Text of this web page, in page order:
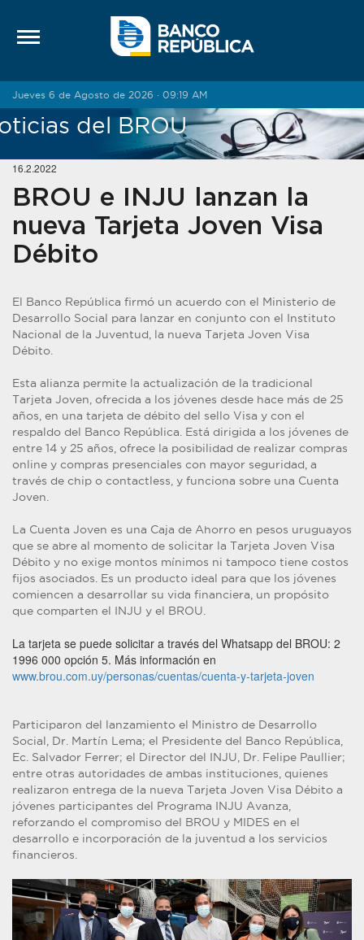
Jueves 6 de Agosto de 2026 · 09:19 AM
del BROU
16.2.2022
BROU e INJU lanzan la
nueva Tarjeta Joven Visa
Débito
El Banco República firmó un acuerdo con el Ministerio de
Desarrollo Social para lanzar en conjunto con el Instituto
Nacional de la Juventud, la nueva Tarjeta Joven Visa
Débito.
Esta alianza permite la actualización de la tradicional
Tarjeta Joven, ofrecida a los jóvenes desde hace más de 25
años, en una tarjeta de débito del sello Visa y con el
respaldo del Banco República. Está dirigida a los jóvenes de
entre 14 y 25 años, ofrece la posibilidad de realizar compras
online y compras presenciales con mayor seguridad, a
través de chip o contactless, y funciona sobre una Cuenta
Joven.
La Cuenta Joven es una Caja de Ahorro en pesos uruguayos
que se abre al momento de solicitar la Tarjeta Joven Visa
Débito y no exige montos mínimos ni tampoco tiene costos
fijos asociados. Es un producto ideal para que los jóvenes
comiencen a desarrollar su vida financiera, un propósito
que comparten el INJU y el BROU.
La tarjeta se puede solicitar a través del Whatsapp del BROU: 2
1996 000 opción 5. Más información en
www.brou.com.uy/personas/cuentas/cuenta-y-tarjeta-joven
Participaron del lanzamiento el Ministro de Desarrollo
Social, Dr. Martín Lema; el Presidente del Banco República,
Ec. Salvador Ferrer; el Director del INJU, Dr. Felipe Paullier;
entre otras autoridades de ambas instituciones, quienes
realizaron entrega de la nueva Tarjeta Joven Visa Débito a
jóvenes participantes del Programa INJU Avanza,
reforzando el compromiso del BROU y MIDES en el
desarrollo e incorporación de la juventud a los servicios
financieros.